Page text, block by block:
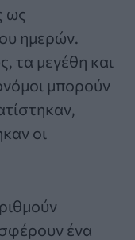
ως
ημερών.
τα μεγέθη και
μπορούν
οι
ένα